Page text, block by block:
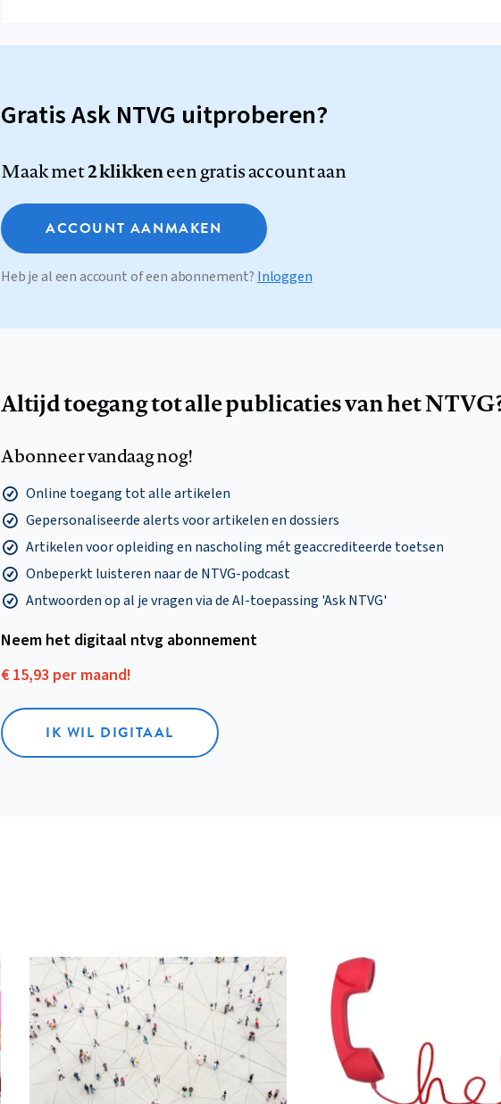
Gratis Ask NTVG uitproberen?
Maak met2 klikkeneen gratis account aan
ACCOUNT AANMAKEN
Heb je al een account of een abonnement? Inloggen
Altijd toegang tot alle publicaties van het
Abonneer vandaag nog!
Online toegang tot alle artikelen
Gepersonaliseerde alerts voor artikelen en dossiers
Artikelen voor opleiding en nascholing mét geaccrediteerde toetsen
Onbeperkt luisteren naar de NTVG-podcast
Antwoorden op al je vragen via de AI-toepassing 'Ask NTVG'
Neem het digitaal ntvg abonnement
€ 15,93 per maand!
IK WIL DIGITAAL